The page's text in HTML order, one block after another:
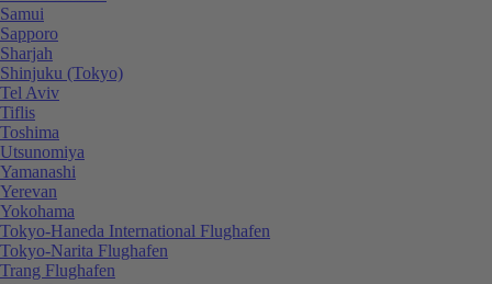
Samui
Sapporo
Sharjah
Shinjuku (Tokyo)
Tel Aviv
Tiflis
Toshima
Utsunomiya
Yamanashi
Yerevan
Yokohama
Tokyo-Haneda International Flughafen
Tokyo-Narita Flughafen
Trang Flughafen